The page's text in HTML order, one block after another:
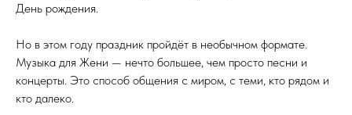
День рождения.
Но в этом году праздник пройдёт в необычном формате.
Музыка для Жени — нечто большее, чем просто песни и
концерты. Это способ общения с миром, с теми, кто рядом и
кто далеко.